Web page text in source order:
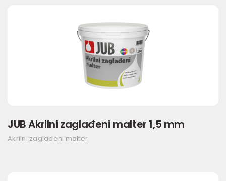
JUB Akrilni zaglađeni malter 1,5 mm
Akrilni zaglađeni malter